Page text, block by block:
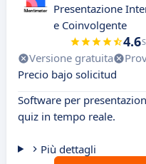
Presentazione
e Coinvolgente
4.6
Versione gratuita
Precio bajo solicitud
Software per
quiz in tempo reale.
Più dettagli